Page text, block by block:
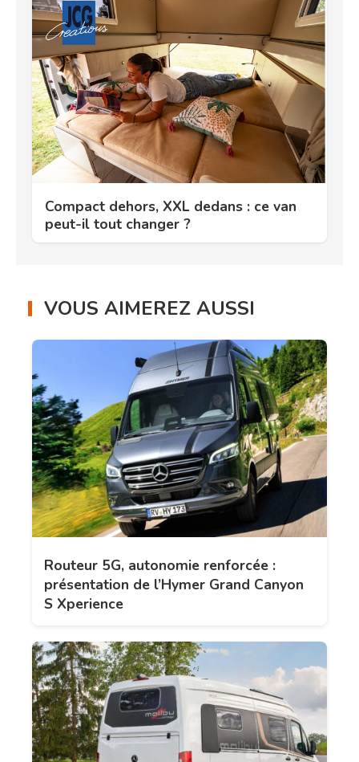
Compact dehors, XXL dedans : ce van
peut-il tout changer ?
VOUS AIMEREZ AUSSI
Routeur 5G, autonomie renforcée :
présentation de l’Hymer Grand Canyon
S Xperience